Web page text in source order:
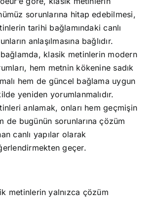
sorunlarına hitap edebilmesi,
tarihi bağlamındaki canlı
anlaşılmasına bağlıdır.
klasik metinlerin modern
hem metnin kökenine sadık
hem de güncel bağlama uygun
yeniden yorumlanmalıdır.
anlamak, onları hem geçmişin
de bugünün sorunlarına çözüm
canlı yapılar olarak
geçer.
metinlerin yalnızca çözüm